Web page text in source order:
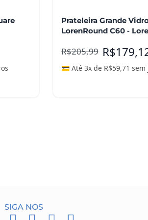
Prateleira Grande
LorenRound C60 -
R$205,99 R$
💳 Até 3x de R$59,71 sem
SIGA NOS